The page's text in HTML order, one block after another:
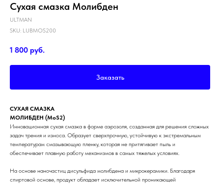
Сухая смазка Молибден
ULTMAN
SKU: LUBMOS200
1 800 руб.
Заказать
СУХАЯ СМАЗКА
МОЛИБДЕН (MoS2)
Инновационная сухая смазка в форме аэрозоля, созданная для решения сложных
задач трения и износа. Образует сверхпрочную, устойчивую к экстремальным
температурам смазывающую пленку, которая не притягивает пыль и
обеспечивает плавную работу механизмов в самых тяжелых условиях.
На основе наночастиц дисульфида молибдена и микрокерамики. Благодаря
спиртовой основе, продукт обладает исключительной проникающей